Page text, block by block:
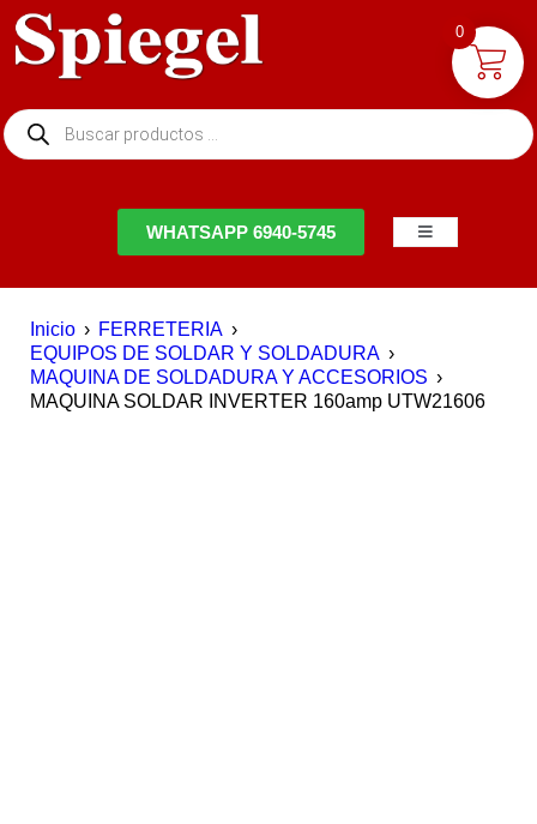
WHATSAPP 6940-5745
Inicio › FERRETERIA ›
EQUIPOS DE SOLDAR Y SOLDADURA ›
MAQUINA DE SOLDADURA Y ACCESORIOS ›
MAQUINA SOLDAR INVERTER 160amp UTW21606
0